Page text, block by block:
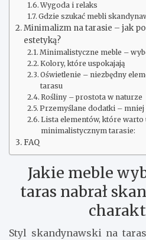
Wygoda i relaks
Gdzie szukać mebli
Minimalizm na tarasie – jak
estetyką?
Minimalistyczne meble –
Kolory, które uspokajają
Oświetlenie – niezbędny
tarasu
Rośliny – prostota w naturze
Przemyślane dodatki – mniej
Lista elementów, które warto
minimalistycznym tarasie:
FAQ
Jakie meble
taras nabrał
Styl skandynawski na